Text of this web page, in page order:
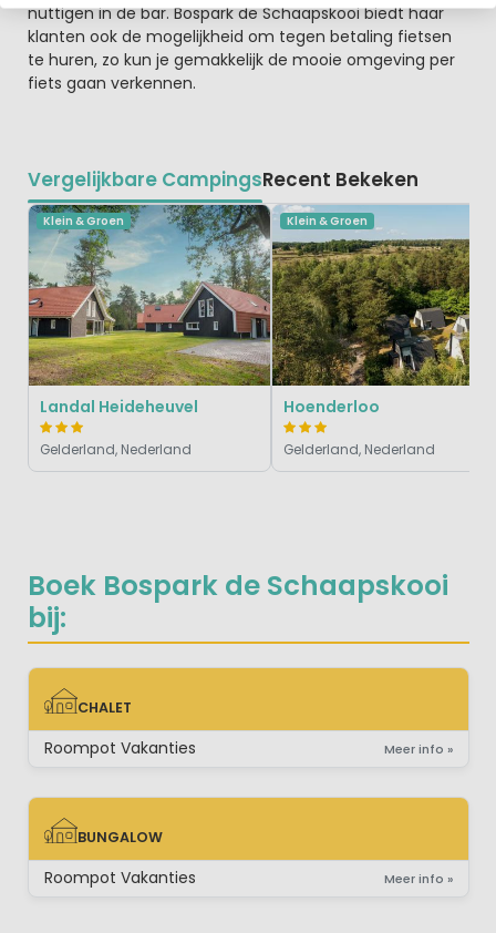
Boek Bospark de Schaapskooi
bij:
CHALET
CHALET
Roompot Vakanties Meer info »
BUNGALOW
BUNGALOW
Roompot Vakanties Meer info »
nuttigen in de bar. Bospark de Schaapskooi biedt haar
klanten ook de mogelijkheid om tegen betaling fietsen
te huren, zo kun je gemakkelijk de mooie omgeving per
fiets gaan verkennen.
Vergelijkbare CampingsRecent Bekeken
Klein & Groen
Landal Heideheuvel
Gelderland, Nederland
Klein & Groen
Hoenderloo
Gelderland, Nederland